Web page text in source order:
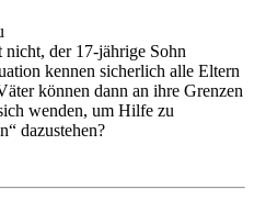
nicht, der 17-jährige Sohn
kennen sicherlich alle Eltern
können dann an ihre Grenzen
wenden, um Hilfe zu
dazustehen?